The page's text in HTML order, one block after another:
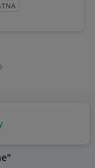
strona